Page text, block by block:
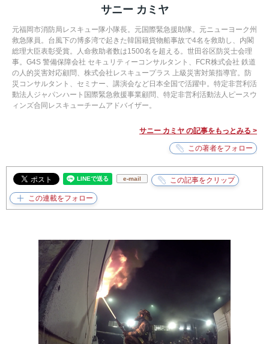
サニー カミヤ
元福岡市消防局レスキュー隊小隊長。元国際緊急援助隊。元ニューヨーク州
救急隊員。台風下の博多湾で起きた韓国籍貨物船事故で4名を救助し、内閣
総理大臣表彰受賞。人命救助者数は1500名を超える。世田谷区防災士会理
事。G4S 警備保障会社 セキュリティーコンサルタント、FCR株式会社 鉄道
の人的災害対応顧問、株式会社レスキュープラス 上級災害対策指導官。防
災コンサルタント、セミナー、講演会など日本全国で活躍中。特定非営利活
動法人ジャパンハート国際緊急救援事業顧問、特定非営利活動法人ピースウ
ィンズ合同レスキューチームアドバイザー。
サニー カミヤ の記事をもっとみる >
e-mail